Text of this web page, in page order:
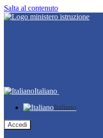
Salta al contenuto
Italiano
Italiano
Accedi